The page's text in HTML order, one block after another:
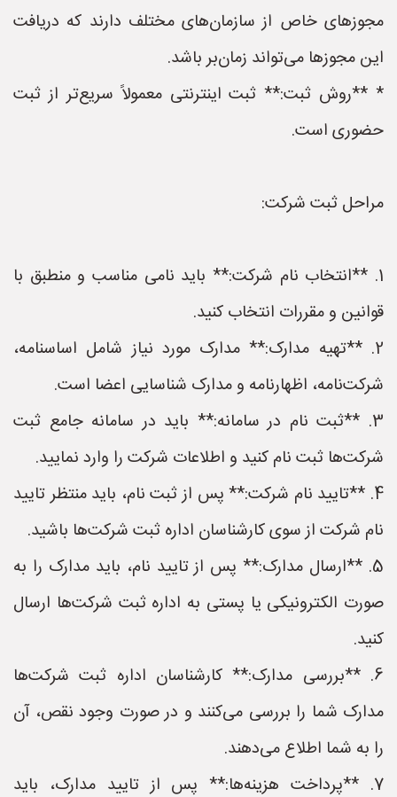
مجوزهای خاص از سازمان‌های مختلف دارند که دریافت
این مجوزها می‌تواند زمان‌بر باشد.
* **روش ثبت:** ثبت اینترنتی معمولاً سریع‌تر از ثبت
حضوری است.
مراحل ثبت شرکت:
1. **انتخاب نام شرکت:** باید نامی مناسب و منطبق با
قوانین و مقررات انتخاب کنید.
2. **تهیه مدارک:** مدارک مورد نیاز شامل اساسنامه،
شرکت‌نامه، اظهارنامه و مدارک شناسایی اعضا است.
3. **ثبت نام در سامانه:** باید در سامانه جامع ثبت
شرکت‌ها ثبت نام کنید و اطلاعات شرکت را وارد نمایید.
4. **تایید نام شرکت:** پس از ثبت نام، باید منتظر تایید
نام شرکت از سوی کارشناسان اداره ثبت شرکت‌ها باشید.
5. **ارسال مدارک:** پس از تایید نام، باید مدارک را به
صورت الکترونیکی یا پستی به اداره ثبت شرکت‌ها ارسال
کنید.
6. **بررسی مدارک:** کارشناسان اداره ثبت شرکت‌ها
مدارک شما را بررسی می‌کنند و در صورت وجود نقص، آن
را به شما اطلاع می‌دهند.
7. **پرداخت هزینه‌ها:** پس از تایید مدارک، باید